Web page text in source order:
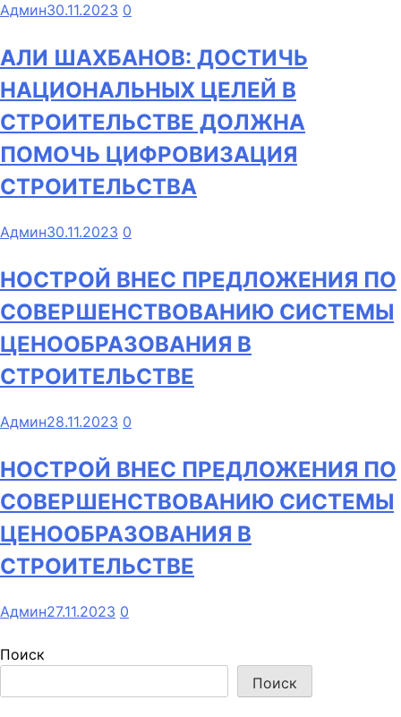
Админ30.11.2023 0
АЛИ ШАХБАНОВ: ДОСТИЧЬ
НАЦИОНАЛЬНЫХ ЦЕЛЕЙ В
СТРОИТЕЛЬСТВЕ ДОЛЖНА
ПОМОЧЬ ЦИФРОВИЗАЦИЯ
СТРОИТЕЛЬСТВА
Админ30.11.2023 0
НОСТРОЙ ВНЕС ПРЕДЛОЖЕНИЯ ПО
СОВЕРШЕНСТВОВАНИЮ СИСТЕМЫ
ЦЕНООБРАЗОВАНИЯ В
СТРОИТЕЛЬСТВЕ
Админ28.11.2023 0
НОСТРОЙ ВНЕС ПРЕДЛОЖЕНИЯ ПО
СОВЕРШЕНСТВОВАНИЮ СИСТЕМЫ
ЦЕНООБРАЗОВАНИЯ В
СТРОИТЕЛЬСТВЕ
Админ27.11.2023 0
Поиск
Поиск